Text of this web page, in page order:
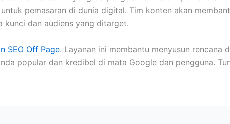
pemasaran di dunia digital. Tim konten akan
kunci dan audiens yang ditarget.
SEO Off Page. Layanan ini membantu menyusun
popular dan kredibel di mata Google dan pengguna.